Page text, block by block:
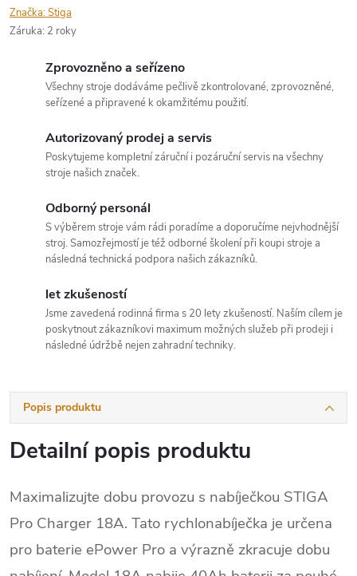
Značka:Stiga
Záruka: 2 roky
Zprovozněno a seřízeno
Všechny stroje dodáváme pečlivě zkontrolované, zprovozněné,
seřízené a připravené k okamžitému použití.
Autorizovaný prodej a servis
Poskytujeme kompletní záruční i pozáruční servis na všechny
stroje našich značek.
Odborný personál
S výběrem stroje vám rádi poradíme a doporučíme nejvhodnější
stroj. Samozřejmostí je též odborné školení při koupi stroje a
následná technická podpora našich zákazníků.
let zkušeností
Jsme zavedená rodinná firma s 20 lety zkušeností. Naším cílem je
poskytnout zákazníkovi maximum možných služeb při prodeji i
následné údržbě nejen zahradní techniky.
Popis produktu
Detailní popis produktu
Maximalizujte dobu provozu s nabíječkou STIGA
Pro Charger 18A. Tato rychlonabíječka je určena
pro baterie ePower Pro a výrazně zkracuje dobu